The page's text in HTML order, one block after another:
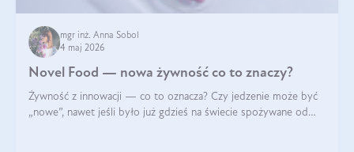
mgr inż. Anna Sobol
4 maj 2026
Novel Food — nowa żywność co to znaczy?
Żywność z innowacji — co to oznacza? Czy jedzenie może być
„nowe”, nawet jeśli było już gdzieś na świecie spożywane od